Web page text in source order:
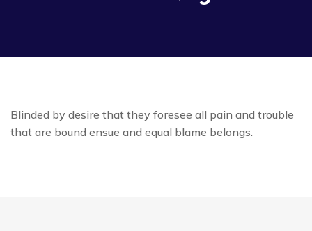
Blinded by desire that they foresee all pain and trouble
that are bound ensue and equal blame belongs.